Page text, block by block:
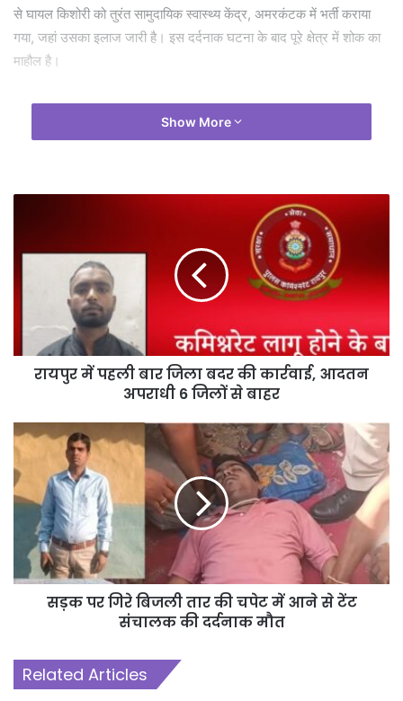
से घायल किशोरी को तुरंत सामुदायिक स्वास्थ्य केंद्र, अमरकंटक में भर्ती कराया
गया, जहां उसका इलाज जारी है। इस दर्दनाक घटना के बाद पूरे क्षेत्र में शोक का
माहौल है।
Show More
रायपुर में पहली बार जिला बदर की कार्रवाई, आदतन
अपराधी 6 जिलों से बाहर
सड़क पर गिरे बिजली तार की चपेट में आने से टेंट
संचालक की दर्दनाक मौत
Related Articles